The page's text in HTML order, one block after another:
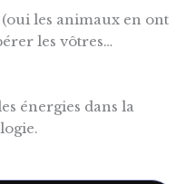
les animaux en ont
les vôtres…
énergies dans la